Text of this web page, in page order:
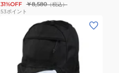
31%OFF ￥8,580（税込）
53ポイント